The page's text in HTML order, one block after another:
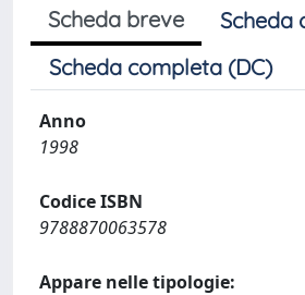
Scheda breve
Scheda
Scheda completa (DC)
Anno
1998
Codice ISBN
9788870063578
Appare nelle tipologie: